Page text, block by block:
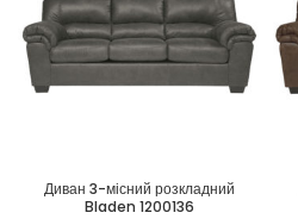
Диван 3-місний розкладний
Bladen 1200136